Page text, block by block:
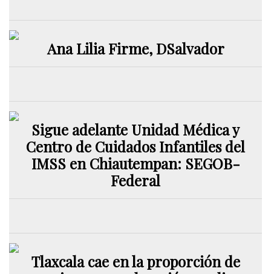
Ana Lilia Firme, DSalvador
Sigue adelante Unidad Médica y
Centro de Cuidados Infantiles del
IMSS en Chiautempan: SEGOB-
Federal
Tlaxcala cae en la proporción de